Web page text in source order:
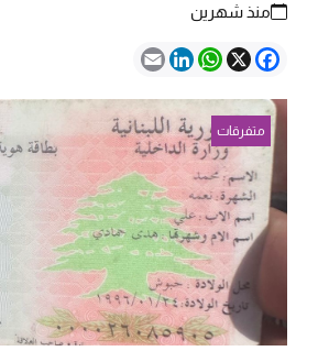
منذ شهرين
Facebook
X
WhatsApp
LinkedIn
Email
متفرقات